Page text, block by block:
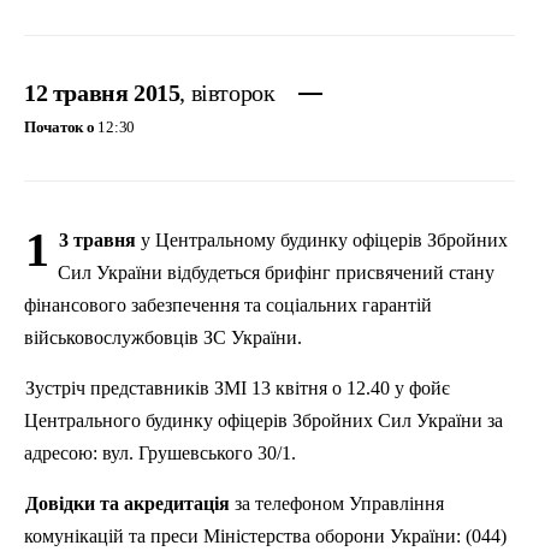
12 травня 2015, вівторок
Початок о 12:30
1 3 травня у Центральному будинку офіцерів Збройних
Сил України відбудеться брифінг присвячений стану
фінансового забезпечення та соціальних гарантій
військовослужбовців ЗС України.
Зустріч представників ЗМІ 13 квітня о 12.40 у фойє
Центрального будинку офіцерів Збройних Сил України за
адресою: вул. Грушевського 30/1.
Довідки та акредитація за телефоном Управління
комунікацій та преси Міністерства оборони України: (044)